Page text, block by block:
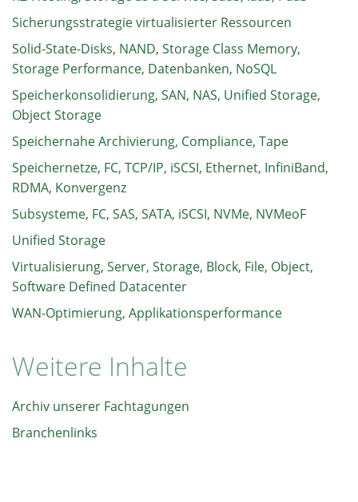
Sicherungsstrategie virtualisierter Ressourcen
Solid-State-Disks, NAND, Storage Class Memory,
Storage Performance, Datenbanken, NoSQL
Speicherkonsolidierung, SAN, NAS, Unified Storage,
Object Storage
Speichernahe Archivierung, Compliance, Tape
Speichernetze, FC, TCP/IP, iSCSI, Ethernet, InfiniBand,
RDMA, Konvergenz
Subsysteme, FC, SAS, SATA, iSCSI, NVMe, NVMeoF
Unified Storage
Virtualisierung, Server, Storage, Block, File, Object,
Software Defined Datacenter
WAN-Optimierung, Applikationsperformance
Weitere Inhalte
Archiv unserer Fachtagungen
Branchenlinks